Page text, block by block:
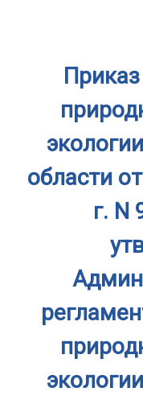
области
г. N